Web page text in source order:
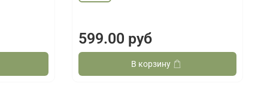
599.00 руб
В корзину